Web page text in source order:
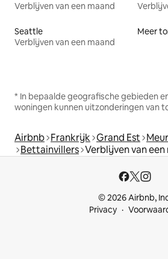
Verblijven van een maand
Seattle
Verblijven van een maand
Meer
* In bepaalde geografische gebieden
woningen kunnen uitzonderingen van
Airbnb Frankrijk Grand Est
Bettainvillers Verblijven van een
© 2026 Airbnb,
Privacy